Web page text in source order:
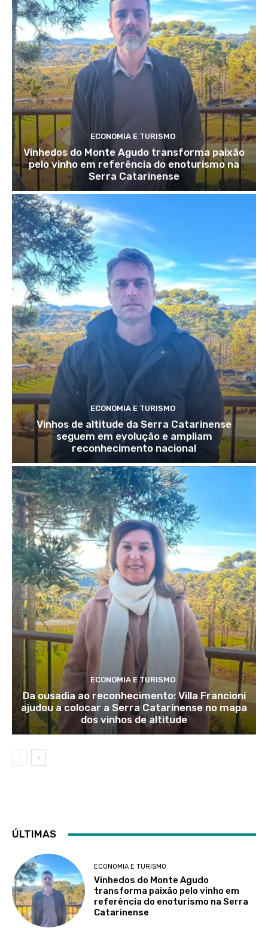
ECONOMIA E TURISMO
Vinhedos do Monte Agudo transforma paixão
pelo vinho em referência do enoturismo na
Serra Catarinense
ECONOMIA E TURISMO
Vinhos de altitude da Serra Catarinense
seguem em evolução e ampliam
reconhecimento nacional
ECONOMIA E TURISMO
Da ousadia ao reconhecimento: Villa Francioni
ajudou a colocar a Serra Catarinense no mapa
dos vinhos de altitude
ÚLTIMAS
ECONOMIA E TURISMO
Vinhedos do Monte Agudo
transforma paixão pelo vinho em
referência do enoturismo na Serra
Catarinense